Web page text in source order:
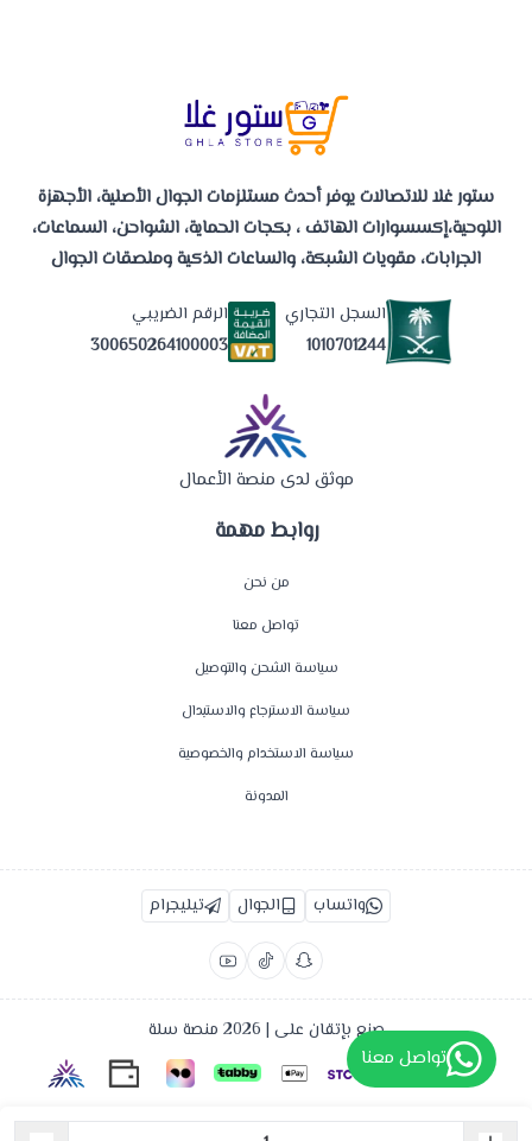
روابط مهمة
من نحن
تواصل معنا
سياسة الشحن والتوصيل
سياسة الاسترجاع والاستبدال
سياسة الاستخدام والخصوصية
المدونة
ستور غلا للاتصالات يوفر أحدث مستلزمات الجوال الأصلية، الأجهزة
اللوحية،إكسسوارات الهاتف ، بكجات الحماية، الشواحن، السماعات،
الجرابات، مقويات الشبكة، والساعات الذكية وملصقات الجوال
السجل التجاري
1010701244
الرقم الضريبي
300650264100003
موثق لدى منصة الأعمال
واتساب الجوال تيليجرام
صنع بإتقان على | 2026 منصة سلة
تواصل معنا